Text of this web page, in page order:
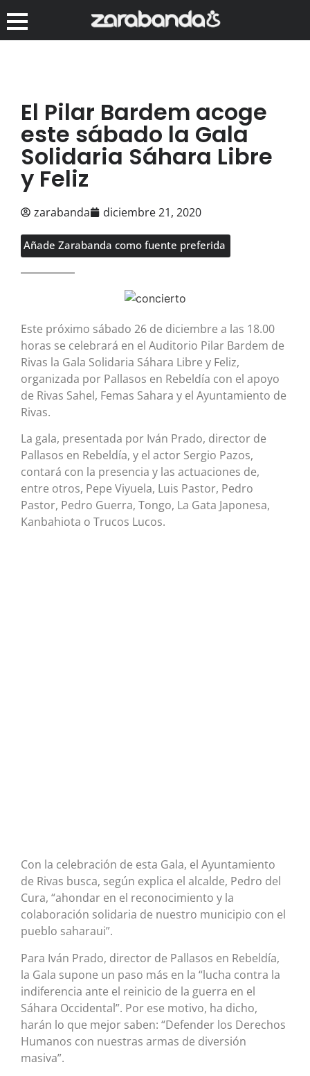
El Pilar Bardem acoge
este sábado la Gala
Solidaria Sáhara Libre
y Feliz
zarabanda diciembre 21, 2020
Añade Zarabanda como fuente preferida
Este próximo sábado 26 de diciembre a las 18.00
horas se celebrará en el Auditorio Pilar Bardem de
Rivas la Gala Solidaria Sáhara Libre y Feliz,
organizada por Pallasos en Rebeldía con el apoyo
de Rivas Sahel, Femas Sahara y el Ayuntamiento de
Rivas.
La gala, presentada por Iván Prado, director de
Pallasos en Rebeldía, y el actor Sergio Pazos,
contará con la presencia y las actuaciones de,
entre otros, Pepe Viyuela, Luis Pastor, Pedro
Pastor, Pedro Guerra, Tongo, La Gata Japonesa,
Kanbahiota o Trucos Lucos.
Con la celebración de esta Gala, el Ayuntamiento
de Rivas busca, según explica el alcalde, Pedro del
Cura, “ahondar en el reconocimiento y la
colaboración solidaria de nuestro municipio con el
pueblo saharaui”.
Para Iván Prado, director de Pallasos en Rebeldía,
la Gala supone un paso más en la “lucha contra la
indiferencia ante el reinicio de la guerra en el
Sáhara Occidental”. Por ese motivo, ha dicho,
harán lo que mejor saben: “Defender los Derechos
Humanos con nuestras armas de diversión
masiva”.